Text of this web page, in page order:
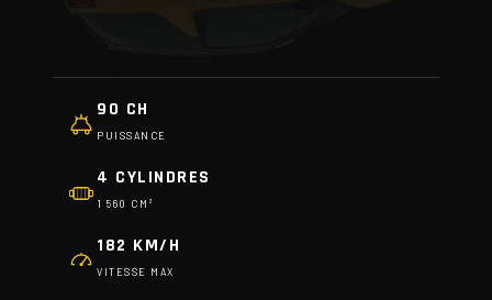
90 CH
PUISSANCE
4 CYLINDRES
1 560 CM³
182 KM/H
VITESSE MAX